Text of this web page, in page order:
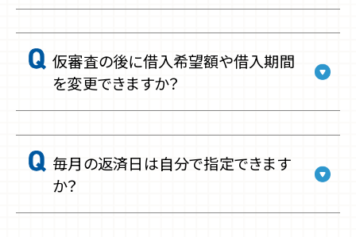
仮審査の後に借入希望額や借入期間
を変更できますか？
毎月の返済日は自分で指定できます
か？